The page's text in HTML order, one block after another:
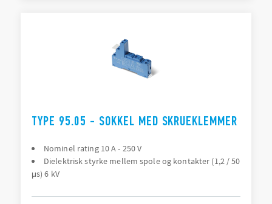
TYPE 95.05 - SOKKEL MED SKRUEKLEMMER
Nominel rating 10 A - 250 V
Dielektrisk styrke mellem spole og kontakter (1,2 / 50
μs) 6 kV